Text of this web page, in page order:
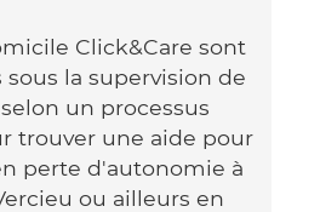
Click&Care sont
la supervision de
un processus
trouver une aide pour
perte d'autonomie à
ou ailleurs en